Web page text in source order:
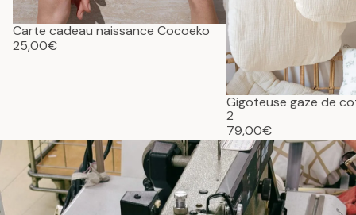
Carte cadeau naissance Cocoeko
25,00€
Gigoteuse gaze de
2
79,00€